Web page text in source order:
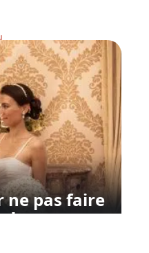
ne pas faire
!